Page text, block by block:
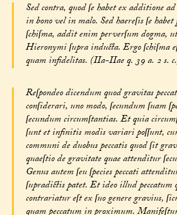
Sed contra, quod ſe habet ex additione
in bono vel in malo. Sed haereſis ſe
ſchiſma, addit enim perverſum dogma,
Hieronymi ſupra inducta. Ergo ſchiſma
quam infidelitas. (IIa-IIae q. 39 a. 2 s.
Reſpondeo dicendum quod gravitas
conſiderari, uno modo, ſecundum ſuam
ſecundum circumſtantias. Et quia
ſunt et infinitis modis variari poſſunt,
communi de duobus peccatis quod ſit
quaeſtio de gravitate quae attenditur
Genus autem ſeu ſpecies peccati
ſupradictis patet. Et ideo illud peccatum
contrariatur eſt ex ſuo genere gravius,